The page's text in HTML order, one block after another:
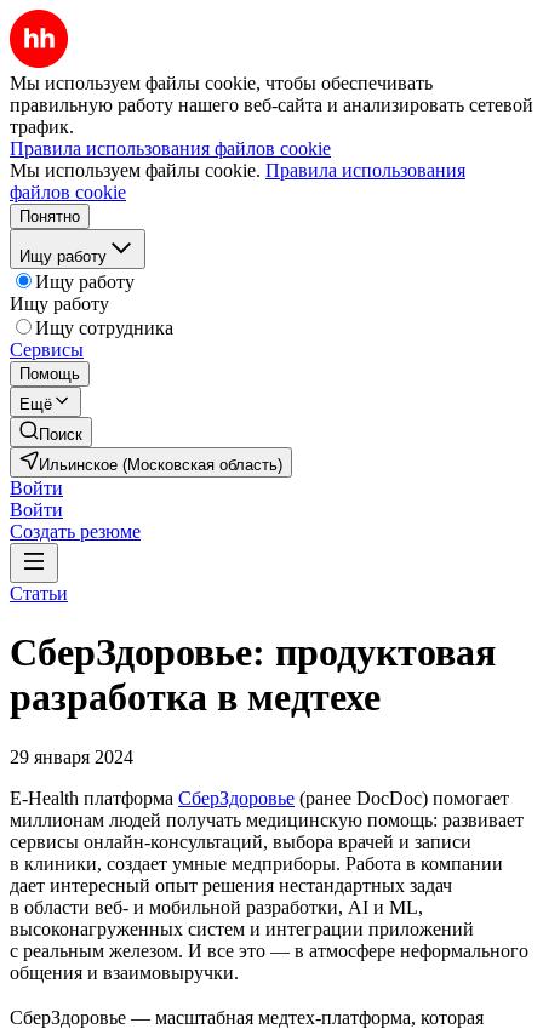
Мы используем файлы cookie, чтобы обеспечивать
правильную работу нашего веб-сайта и анализировать сетевой
трафик.
Правила использования файлов cookie
Мы используем файлы cookie. Правила использования
файлов cookie
Понятно
Ищу работу
Ищу работу
Ищу работу
Ищу сотрудника
Сервисы
Помощь
Ещё
Поиск
Ильинское (Московская область)
Войти
Войти
Создать резюме
Статьи
СберЗдоровье: продуктовая
разработка в медтехе
29 января 2024
E-Health платформа СберЗдоровье (ранее DocDoc) помогает
миллионам людей получать медицинскую помощь: развивает
сервисы онлайн-консультаций, выбора врачей и записи
в клиники, создает умные медприборы. Работа в компании
дает интересный опыт решения нестандартных задач
в области веб- и мобильной разработки, AI и ML,
высоконагруженных систем и интеграции приложений
с реальным железом. И все это — в атмосфере неформального
общения и взаимовыручки.
СберЗдоровье — масштабная медтех-платформа, которая